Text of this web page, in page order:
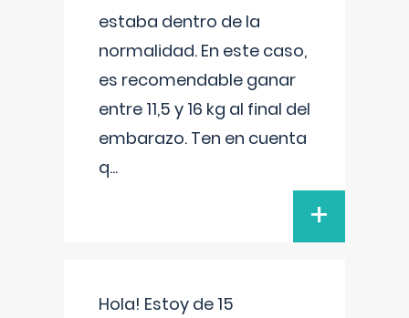
estaba dentro de la
normalidad. En este caso,
es recomendable ganar
entre 11,5 y 16 kg al final del
embarazo. Ten en cuenta
q...
+
Hola! Estoy de 15